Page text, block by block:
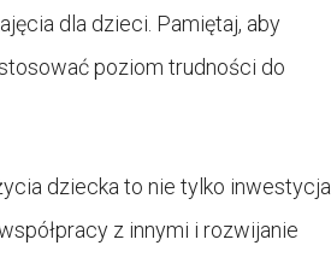
dla dzieci. Pamiętaj, aby
poziom trudności do
dziecka to nie tylko inwestycja
z innymi i rozwijanie